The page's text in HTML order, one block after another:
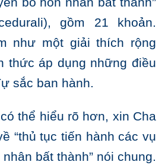
gồm 21 khoản.
như một giải thích rộng
thức áp dụng những điều
sắc ban hành.
thể hiểu rõ hơn, xin Cha
“thủ tục tiến hành các vụ
bất thành” nói chung.